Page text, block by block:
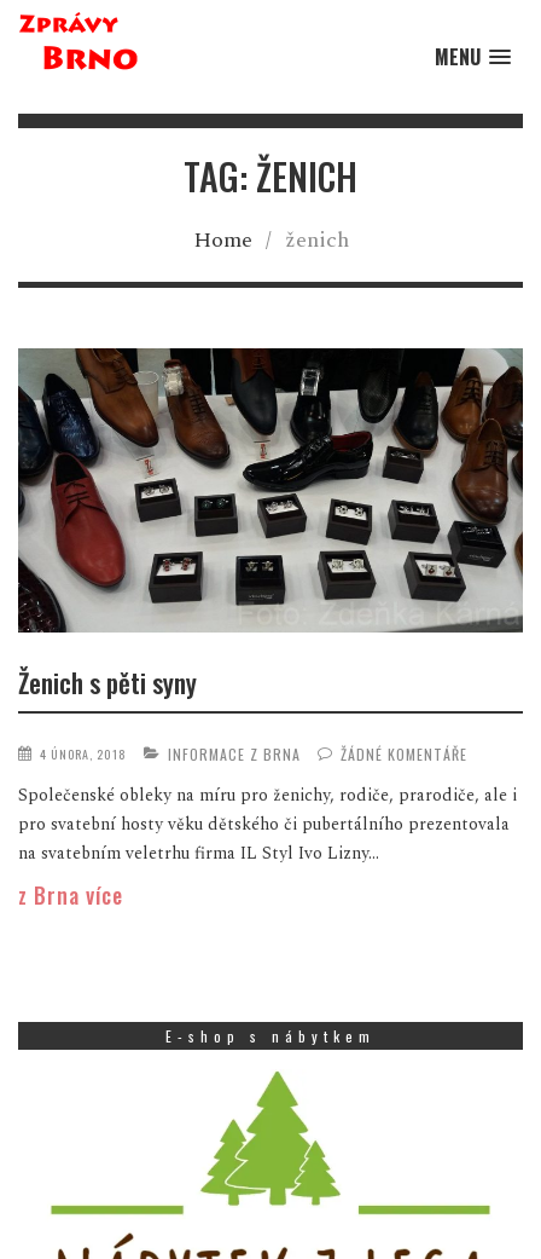
MENU
TAG: ŽENICH
Home / ženich
Ženich s pěti syny
4 ÚNORA, 2018 INFORMACE Z BRNA ŽÁDNÉ KOMENTÁŘE
Společenské obleky na míru pro ženichy, rodiče, prarodiče, ale i
pro svatební hosty věku dětského či pubertálního prezentovala
na svatebním veletrhu firma IL Styl Ivo Lizny...
z Brna více
E-shop s nábytkem